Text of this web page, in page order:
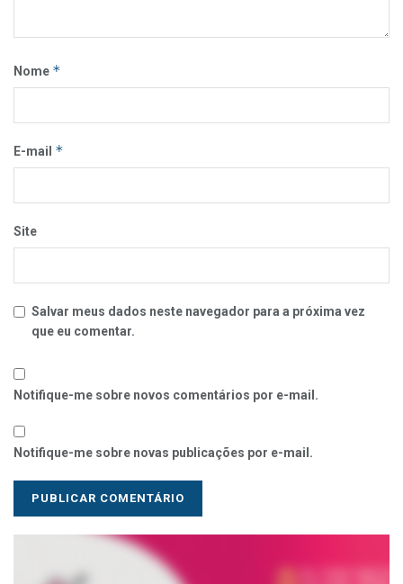
Nome *
E-mail *
Site
Salvar meus dados neste navegador para a próxima vez
que eu comentar.
Notifique-me sobre novos comentários por e-mail.
Notifique-me sobre novas publicações por e-mail.